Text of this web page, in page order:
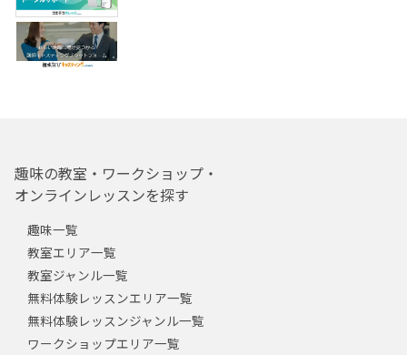
趣味の教室・ワークショップ・
オンラインレッスンを探す
趣味一覧
教室エリア一覧
教室ジャンル一覧
無料体験レッスンエリア一覧
無料体験レッスンジャンル一覧
ワークショップエリア一覧